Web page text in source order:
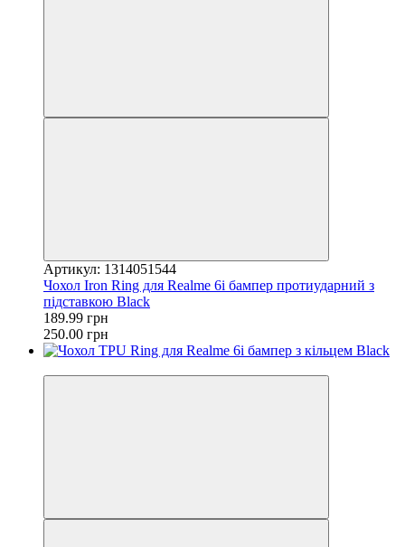
Артикул: 1314051544
Чохол Iron Ring для Realme 6i бампер протиударний з
підставкою Black
189.99 грн
250.00 грн